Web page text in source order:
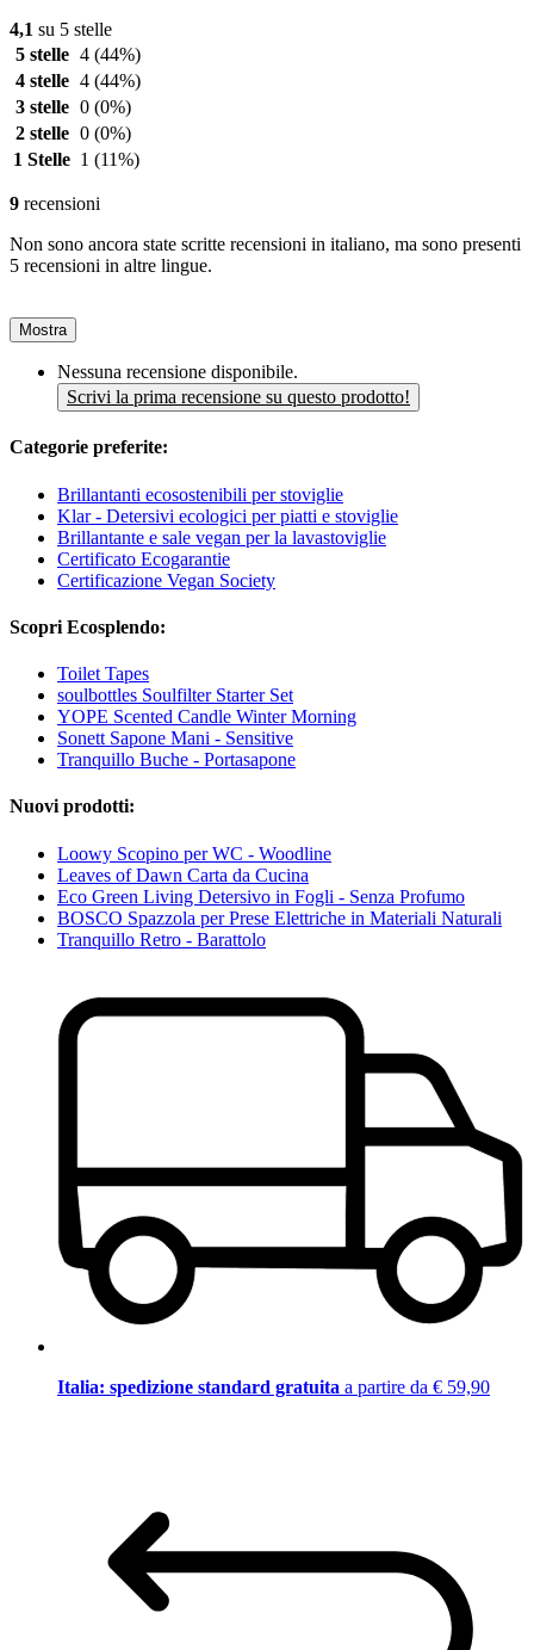
4,1 su 5 stelle
5 stelle 4 (44%)
4 stelle 4 (44%)
3 stelle 0 (0%)
2 stelle 0 (0%)
1 Stelle 1 (11%)
9 recensioni
Non sono ancora state scritte recensioni in italiano, ma sono presenti
5 recensioni in altre lingue.
Mostra
Nessuna recensione disponibile.
Scrivi la prima recensione su questo prodotto!
Categorie preferite:
Brillantanti ecosostenibili per stoviglie
Klar - Detersivi ecologici per piatti e stoviglie
Brillantante e sale vegan per la lavastoviglie
Certificato Ecogarantie
Certificazione Vegan Society
Scopri Ecosplendo:
Toilet Tapes
soulbottles Soulfilter Starter Set
YOPE Scented Candle Winter Morning
Sonett Sapone Mani - Sensitive
Tranquillo Buche - Portasapone
Nuovi prodotti:
Loowy Scopino per WC - Woodline
Leaves of Dawn Carta da Cucina
Eco Green Living Detersivo in Fogli - Senza Profumo
BOSCO Spazzola per Prese Elettriche in Materiali Naturali
Tranquillo Retro - Barattolo
Italia: spedizione standard gratuita a partire da € 59,90